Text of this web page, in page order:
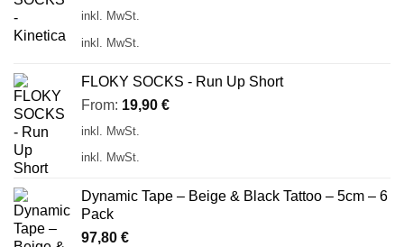
inkl. MwSt.
inkl. MwSt.
FLOKY SOCKS - Run Up Short
From: 19,90 €
inkl. MwSt.
inkl. MwSt.
Dynamic Tape – Beige & Black Tattoo – 5cm – 6
Pack
97,80 €